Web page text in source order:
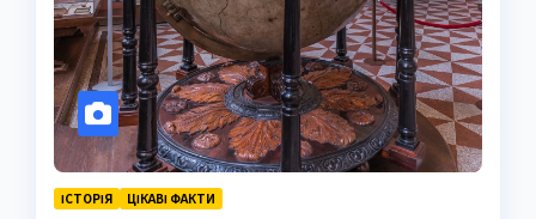
ІСТОРІЯ ЦІКАВІ ФАКТИ